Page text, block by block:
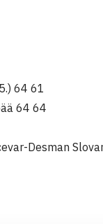
64 61
64 64
Desman